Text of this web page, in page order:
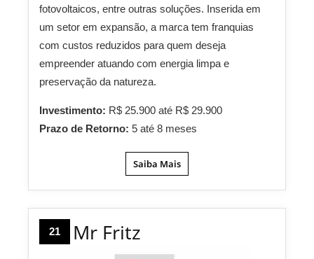
fotovoltaicos, entre outras soluções. Inserida em
um setor em expansão, a marca tem franquias
com custos reduzidos para quem deseja
empreender atuando com energia limpa e
preservação da natureza.
Investimento: R$ 25.900 até R$ 29.900
Prazo de Retorno: 5 até 8 meses
Saiba Mais
21 Mr Fritz